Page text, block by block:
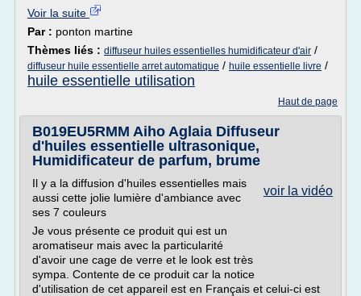
Voir la suite
Par : ponton martine
Thèmes liés : diffuseur huiles essentielles humidificateur d'air /
diffuseur huile essentielle arret automatique / huile essentielle livre /
huile essentielle utilisation
Haut de page
B019EU5RMM Aiho Aglaia Diffuseur
d'huiles essentielle ultrasonique,
Humidificateur de parfum, brume
voir la vidéo
Il y a la diffusion d'huiles essentielles mais
aussi cette jolie lumière d'ambiance avec
ses 7 couleurs
Je vous présente ce produit qui est un
aromatiseur mais avec la particularité
d'avoir une cage de verre et le look est très
sympa. Contente de ce produit car la notice
d'utilisation de cet appareil est en Français et celui-ci est